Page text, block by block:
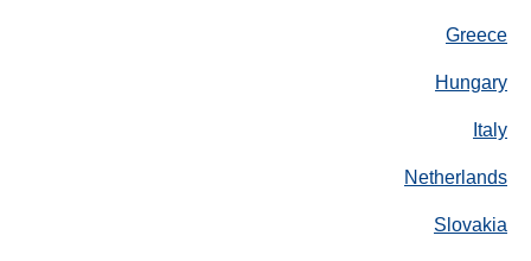
Greece
Hungary
Italy
Netherlands
Slovakia